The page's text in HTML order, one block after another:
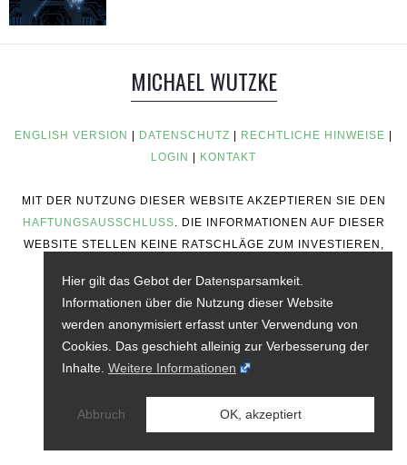
MICHAEL WUTZKE
ENGLISH VERSION DATENSCHUTZ RECHTLICHE HINWEISE
LOGIN
KONTAKT
MIT DER NUTZUNG DIESER WEBSITE AKZEPTIEREN SIE DEN
HAFTUNGSAUSSCHLUSS. DIE INFORMATIONEN AUF DIESER
WEBSITE STELLEN KEINE RATSCHLÄGE ZUM INVESTIEREN,
HANDELSRATSCHLÄGE ODER ANDERE ART VON
RATSCHLÄGEN DAR.
Hier gilt das Gebot der Datensparsamkeit.
Informationen über die Nutzung dieser Website
werden anonymisiert erfasst unter Verwendung von
Cookies. Das geschieht alleinig zur Verbesserung der
Inhalte. Weitere Informationen
Abbruch OK, akzeptiert